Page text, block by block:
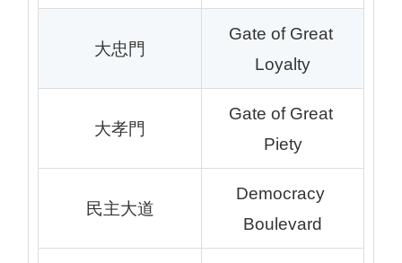
大忠門
Gate of Great
Loyalty
大孝門
Gate of Great
Piety
民主大道
Democracy
Boulevard